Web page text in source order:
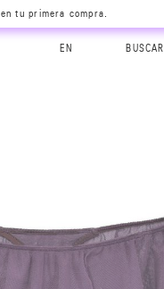
en tu primera compra.
EN BUSCAR